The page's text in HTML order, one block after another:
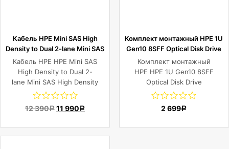
Кабель HPE Mini SAS High
Density to Dual 2-lane Mini SAS
High Density External Fanout 1
Meter Cable
Кабель HPE HPE Mini SAS
High Density to Dual 2-
lane Mini SAS High Density
External Fanout 1 Meter
12 390Р 11 990 Р
Комплект монтажный HPE 1U
Gen10 8SFF Optical Disk Drive
Enablement Kit
Комплект монтажный
HPE HPE 1U Gen10 8SFF
Optical Disk Drive
Enablement Kit
2 699Р